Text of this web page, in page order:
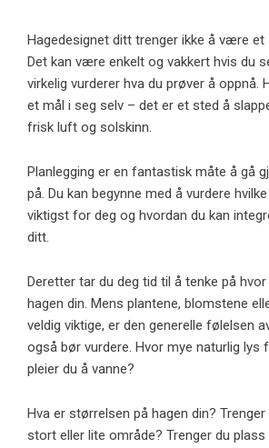
Hagedesignet ditt trenger ikke å være et
Det kan være enkelt og vakkert hvis du
virkelig vurderer hva du prøver å oppnå.
et mål i seg selv – det er et sted å
frisk luft og solskinn.
Planlegging er en fantastisk måte å gå
på. Du kan begynne med å vurdere
viktigst for deg og hvordan du kan
ditt.
Deretter tar du deg tid til å tenke på
hagen din. Mens plantene, blomstene
veldig viktige, er den generelle følelsen
også bør vurdere. Hvor mye naturlig lys
pleier du å vanne?
Hva er størrelsen på hagen din?
stort eller lite område? Trenger du